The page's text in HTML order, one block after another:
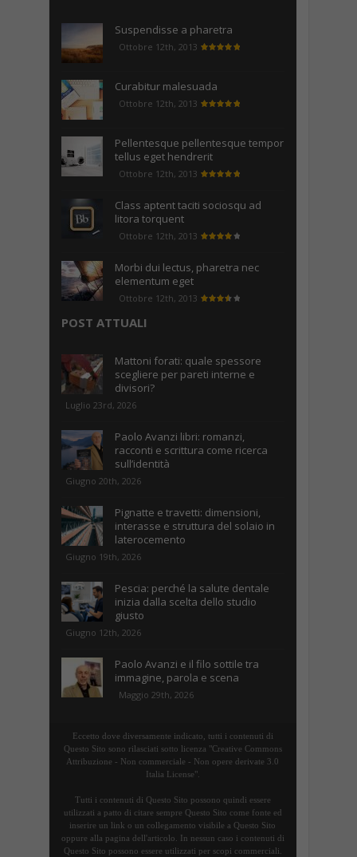
Suspendisse a pharetra
Ottobre 12th, 2013
Curabitur malesuada
Ottobre 12th, 2013
Pellentesque pellentesque tempor
tellus eget hendrerit
Ottobre 12th, 2013
Class aptent taciti sociosqu ad
litora torquent
Ottobre 12th, 2013
Morbi dui lectus, pharetra nec
elementum eget
Ottobre 12th, 2013
POST ATTUALI
Mattoni forati: quale spessore
scegliere per pareti interne e
divisori?
Luglio 23rd, 2026
Paolo Avanzi libri: romanzi,
racconti e scrittura come ricerca
sull’identità
Giugno 20th, 2026
Pignatte e travetti: dimensioni,
interasse e struttura del solaio in
laterocemento
Giugno 19th, 2026
Pescia: perché la salute dentale
inizia dalla scelta dello studio
giusto
Giugno 12th, 2026
Paolo Avanzi e il filo sottile tra
immagine, parola e scena
Maggio 29th, 2026
Eccetto dove diversamente indicato, tutti i contenuti di
Questo Sito sono rilasciati sotto licenza "Creative Commons
Attribuzione - Non commerciale - Non opere derivate 3.0
Italia License".
Tutti i contenuti di Questo Sito possono quindi essere
utilizzati a patto di citare sempre Questo Sito come fonte ed
inserire un link o un collegamento visibile a Questo Sito
oppure alla pagina dell'articolo. In nessun caso i contenuti di
Questo Sito possono essere utilizzati per scopi commerciali.